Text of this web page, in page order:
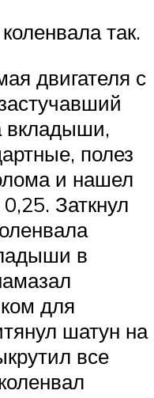
так.
двигателя с
вкладыши,
полез
и нашел
Заткнул
в
для
шатун на
все